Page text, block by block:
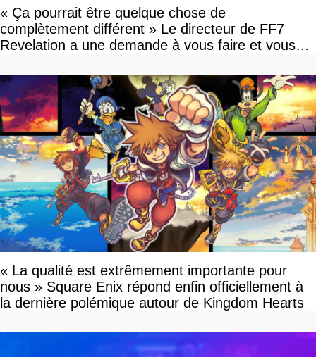
« Ça pourrait être quelque chose de
complètement différent » Le directeur de FF7
Revelation a une demande à vous faire et vous
« La qualité est extrêmement importante pour
nous » Square Enix répond enfin officiellement à
la dernière polémique autour de Kingdom Hearts